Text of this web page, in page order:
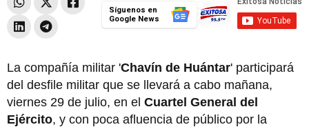
Síguenos en
Google News
La compañía militar 'Chavín de Huántar' participará
del desfile militar que se llevará a cabo mañana,
viernes 29 de julio, en el Cuartel General del
Ejército, y con poca afluencia de público por la